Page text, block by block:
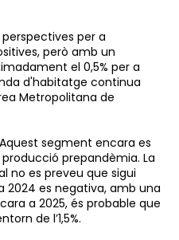
perspectives per a
però amb un
el 0,5% per a
d'habitatge continua
Metropolitana de
segment encara es
prepandèmia. La
no es preveu que sigui
2024 es negativa, amb una
cara a 2025, és probable que
de l’1,5%.